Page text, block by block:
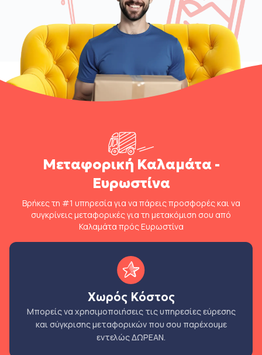
Μεταφορική Καλαμάτα -
Ευρωστίνα
Βρήκες τη #1 υπηρεσία για να πάρεις προσφορές και να
συγκρίνεις μεταφορικές για τη μετακόμιση σου από
Καλαμάτα πρός Ευρωστίνα
Χωρός Κόστος
Μπορείς να χρησιμοποιήσεις τις υπηρεσίες εύρεσης
και σύγκρισης μεταφορικών που σου παρέχουμε
εντελώς ΔΩΡΕΑΝ.